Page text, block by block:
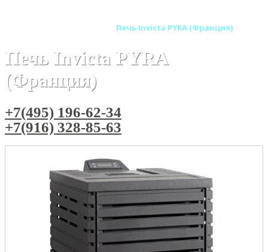
Печь Invicta PYRA (Франция)
Печь Invicta PYRA
(Франция)
+7(495) 196-62-34
+7(916) 328-85-63